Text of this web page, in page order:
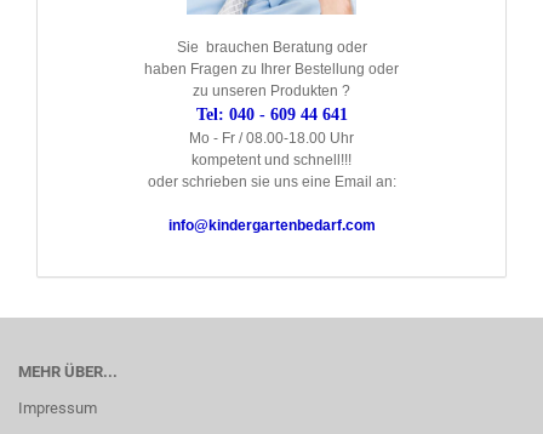
Sie brauchen Beratung oder
haben Fragen zu Ihrer Bestellung oder
zu unseren Produkten ?
Tel: 040 - 609 44 641
Mo - Fr / 08.00-18.00 Uhr
kompetent und schnell!!!
oder schrieben sie uns eine Email an:
info@kindergartenbedarf.com
MEHR ÜBER...
Impressum